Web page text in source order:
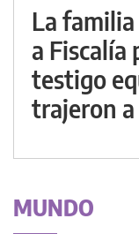
La
a Fiscalía
testigo
trajeron a
MUNDO